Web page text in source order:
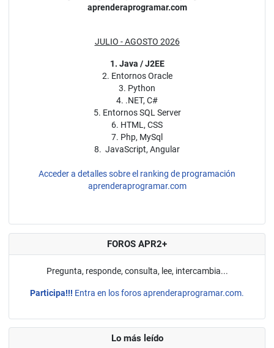
aprenderaprogramar.com
JULIO - AGOSTO 2026
1. Java / J2EE
2. Entornos Oracle
3. Python
4. .NET, C#
5. Entornos SQL Server
6. HTML, CSS
7. Php, MySql
8. JavaScript, Angular
Acceder a detalles sobre el ranking de programación
aprenderaprogramar.com
FOROS APR2+
Pregunta, responde, consulta, lee, intercambia...
Participa!!! Entra en los foros aprenderaprogramar.com.
Lo más leído